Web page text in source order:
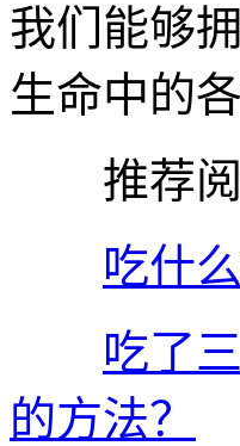
我们能够
生命中的
推荐阅
吃什
吃了
的方法？